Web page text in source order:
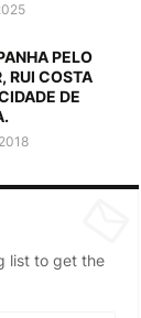
PELO
RUI COSTA
DE
list to get the